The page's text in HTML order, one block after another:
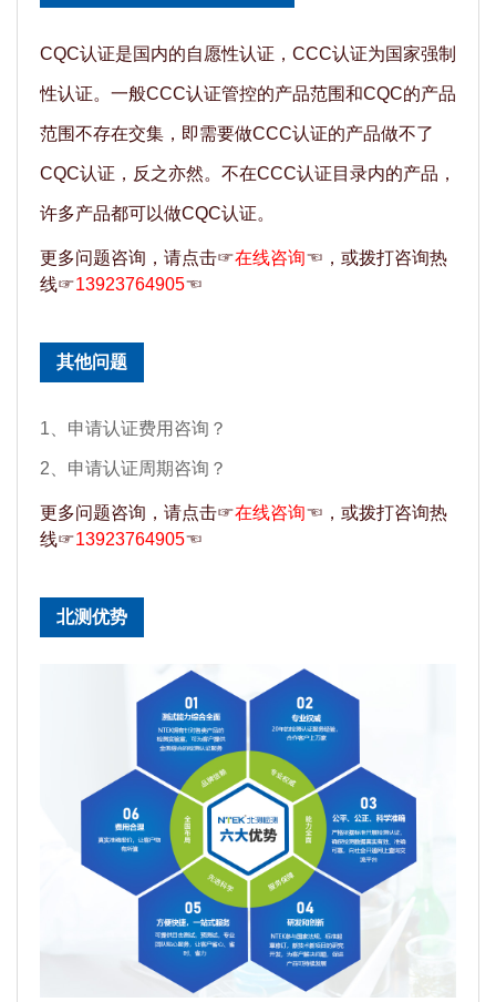
CQC认证是国内的自愿性认证，CCC认证为国家强制
性认证。一般CCC认证管控的产品范围和CQC的产品
范围不存在交集，即需要做CCC认证的产品做不了
CQC认证，反之亦然。不在CCC认证目录内的产品，
许多产品都可以做CQC认证。
更多问题咨询，请点击☞在线咨询☜，或拨打咨询热
线☞13923764905☜
其他问题
1、申请认证费用咨询？
2、申请认证周期咨询？
更多问题咨询，请点击☞在线咨询☜，或拨打咨询热
线☞13923764905☜
北测优势